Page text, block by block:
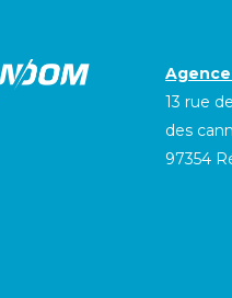
13 rue
des
97354